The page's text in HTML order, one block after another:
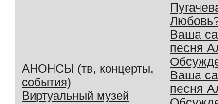
АНОНСЫ (тв, концерты,
события)
Виртуальный музей
Ваша
песня
Ваша
песня